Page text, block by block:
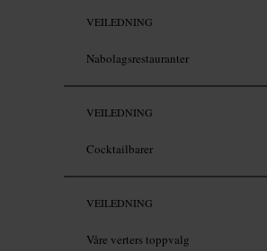
VEILEDNING
Nabolagsrestauranter
VEILEDNING
Cocktailbarer
VEILEDNING
Våre verters toppvalg